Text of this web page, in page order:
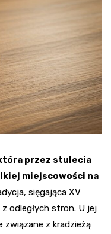
przez stulecia
miejscowości na
sięgająca XV
odległych stron. U jej
związane z kradzieżą